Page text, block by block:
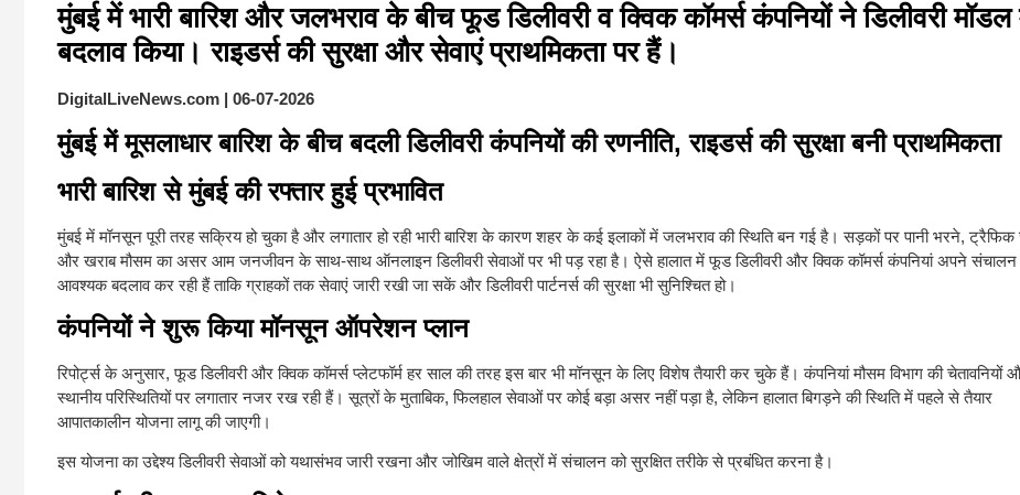
मुंबई में भारी बारिश और जलभराव के बीच फूड डिलीवरी व क्विक कॉमर्स कंपनियों ने डिलीवरी मॉडल
बदलाव किया। राइडर्स की सुरक्षा और सेवाएं प्राथमिकता पर हैं।
DigitalLiveNews.com | 06-07-2026
मुंबई में मूसलाधार बारिश के बीच बदली डिलीवरी कंपनियों की रणनीति, राइडर्स की सुरक्षा बनी प्राथमिकता
भारी बारिश से मुंबई की रफ्तार हुई प्रभावित
मुंबई में मॉनसून पूरी तरह सक्रिय हो चुका है और लगातार हो रही भारी बारिश के कारण शहर के कई इलाकों में जलभराव की स्थिति बन गई है। सड़कों पर पानी भरने, ट्रैफिक
और खराब मौसम का असर आम जनजीवन के साथ-साथ ऑनलाइन डिलीवरी सेवाओं पर भी पड़ रहा है। ऐसे हालात में फूड डिलीवरी और क्विक कॉमर्स कंपनियां अपने
आवश्यक बदलाव कर रही हैं ताकि ग्राहकों तक सेवाएं जारी रखी जा सकें और डिलीवरी पार्टनर्स की सुरक्षा भी सुनिश्चित हो।
कंपनियों ने शुरू किया मॉनसून ऑपरेशन प्लान
रिपोर्ट्स के अनुसार, फूड डिलीवरी और क्विक कॉमर्स प्लेटफॉर्म हर साल की तरह इस बार भी मॉनसून के लिए विशेष तैयारी कर चुके हैं। कंपनियां मौसम विभाग की चेतावनियों
स्थानीय परिस्थितियों पर लगातार नजर रख रही हैं। सूत्रों के मुताबिक, फिलहाल सेवाओं पर कोई बड़ा असर नहीं पड़ा है, लेकिन हालात बिगड़ने की स्थिति में पहले से तैयार
आपातकालीन योजना लागू की जाएगी।
इस योजना का उद्देश्य डिलीवरी सेवाओं को यथासंभव जारी रखना और जोखिम वाले क्षेत्रों में संचालन को सुरक्षित तरीके से प्रबंधित करना है।